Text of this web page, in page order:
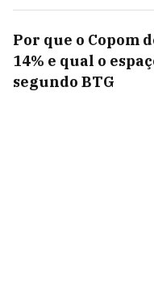
Por que o Copom
14% e qual o
segundo BTG